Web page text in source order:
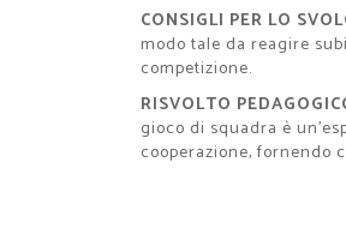
CONSIGLI PER LO
modo tale da reagire
competizione.
RISVOLTO
gioco di squadra è
cooperazione, fornendo